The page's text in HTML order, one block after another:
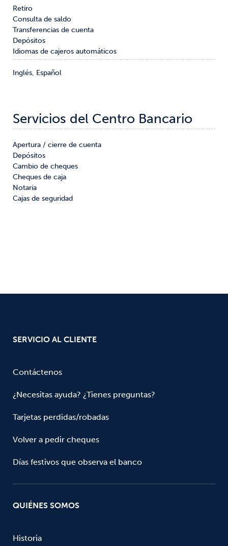
Retiro
Consulta de saldo
Transferencias de cuenta
Depósitos
Idiomas de cajeros automáticos
Inglés, Español
Servicios del Centro Bancario
Apertura / cierre de cuenta
Depósitos
Cambio de cheques
Cheques de caja
Notaria
Cajas de seguridad
SERVICIO AL CLIENTE
Contáctenos
¿Necesitas ayuda? ¿Tienes preguntas?
Tarjetas perdidas/robadas
Volver a pedir cheques
Días festivos que observa el banco
QUIÉNES SOMOS
Historia